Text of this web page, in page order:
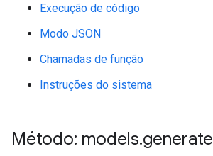
Execução de código
Modo JSON
Chamadas de função
Instruções do sistema
Método: models.generate